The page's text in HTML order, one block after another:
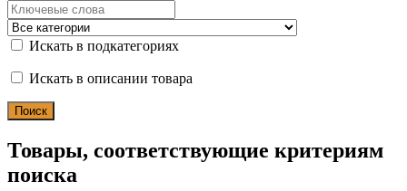
Искать в подкатегориях
Искать в описании товара
Товары, соответствующие критериям
поиска